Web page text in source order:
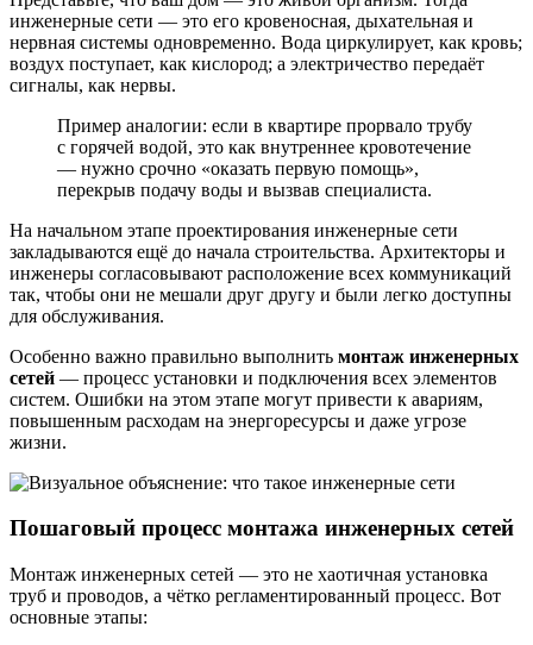
инженерные сети — это его кровеносная, дыхательная и
нервная системы одновременно. Вода циркулирует, как кровь;
воздух поступает, как кислород; а электричество передаёт
сигналы, как нервы.
Пример аналогии: если в квартире прорвало трубу
с горячей водой, это как внутреннее кровотечение
— нужно срочно «оказать первую помощь»,
перекрыв подачу воды и вызвав специалиста.
На начальном этапе проектирования инженерные сети
закладываются ещё до начала строительства. Архитекторы и
инженеры согласовывают расположение всех коммуникаций
так, чтобы они не мешали друг другу и были легко доступны
для обслуживания.
Особенно важно правильно выполнить монтаж инженерных
сетей — процесс установки и подключения всех элементов
систем. Ошибки на этом этапе могут привести к авариям,
повышенным расходам на энергоресурсы и даже угрозе
жизни.
Пошаговый процесс монтажа инженерных сетей
Монтаж инженерных сетей — это не хаотичная установка
труб и проводов, а чётко регламентированный процесс. Вот
основные этапы: